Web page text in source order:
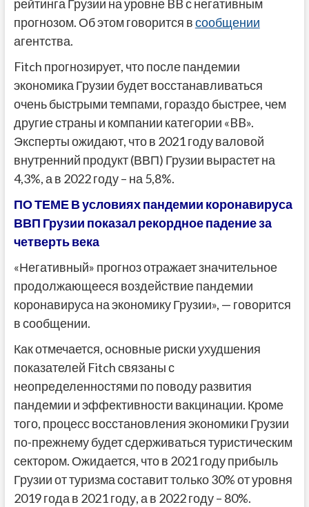
рейтинга Грузии на уровне BB с негативным
прогнозом. Об этом говорится всообщении
агентства.
Fitch прогнозирует, что после пандемии
экономика Грузии будет восстанавливаться
очень быстрыми темпами, гораздо быстрее, чем
другие страны и компании категории «BB».
Эксперты ожидают, что в 2021 году валовой
внутренний продукт (ВВП) Грузии вырастет на
4,3%, а в 2022 году – на 5,8%.
ПО ТЕМЕ В условиях пандемии коронавируса
ВВП Грузии показал рекордное падение за
четверть века
«Негативный» прогноз отражает значительное
продолжающееся воздействие пандемии
коронавируса на экономику Грузии», — говорится
в сообщении.
Как отмечается, основные риски ухудшения
показателей Fitch связаны с
неопределенностями по поводу развития
пандемии и эффективности вакцинации. Кроме
того, процесс восстановления экономики Грузии
по-прежнему будет сдерживаться туристическим
сектором. Ожидается, что в 2021 году прибыль
Грузии от туризма составит только 30% от уровня
2019 года в 2021 году, а в 2022 году – 80%.